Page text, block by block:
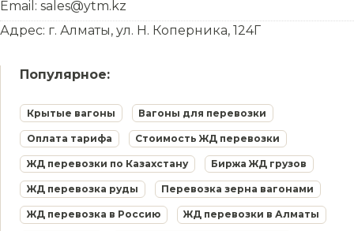
Email: sales@ytm.kz
Адрес: г. Алматы, ул. Н. Коперника, 124Г
Популярное:
Крытые вагоны Вагоны для перевозки
Оплата тарифа Стоимость ЖД перевозки
ЖД перевозки по Казахстану Биржа ЖД грузов
ЖД перевозка руды Перевозка зерна вагонами
ЖД перевозка в Россию ЖД перевозки в Алматы